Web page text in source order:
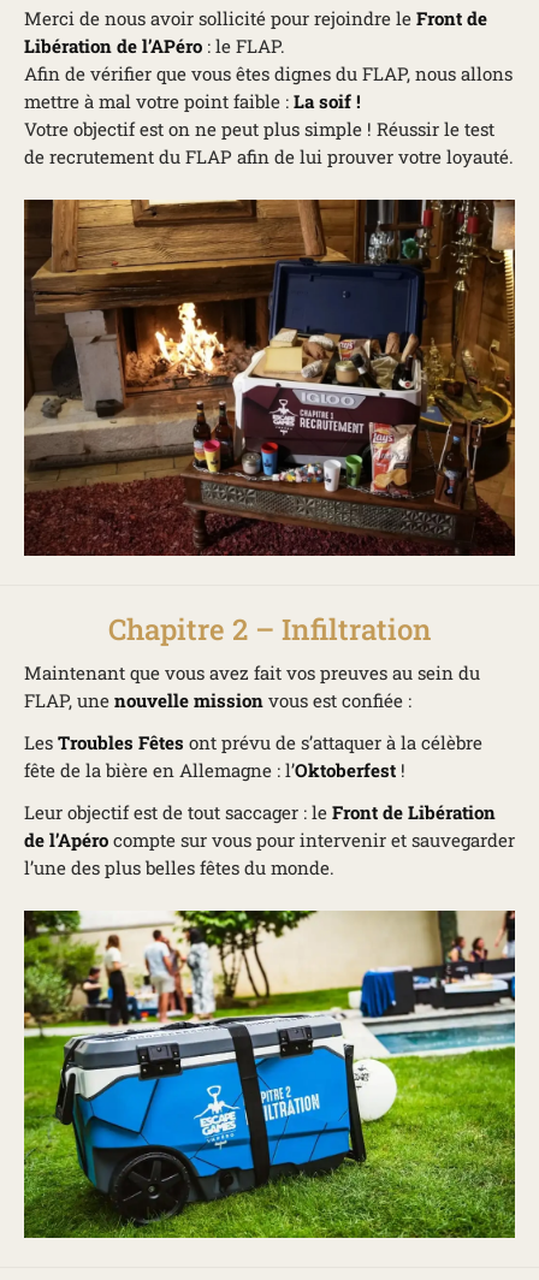
Merci de nous avoir sollicité pour rejoindre le Front de
Libération de l’APéro : le FLAP.
Afin de vérifier que vous êtes dignes du FLAP, nous allons
mettre à mal votre point faible : La soif !
Votre objectif est on ne peut plus simple ! Réussir le test
de recrutement du FLAP afin de lui prouver votre loyauté.
Chapitre 2 – Infiltration
Maintenant que vous avez fait vos preuves au sein du
FLAP, une nouvelle mission vous est confiée :
Les Troubles Fêtes ont prévu de s’attaquer à la célèbre
fête de la bière en Allemagne : l’Oktoberfest !
Leur objectif est de tout saccager : le Front de Libération
de l’Apéro compte sur vous pour intervenir et sauvegarder
l’une des plus belles fêtes du monde.